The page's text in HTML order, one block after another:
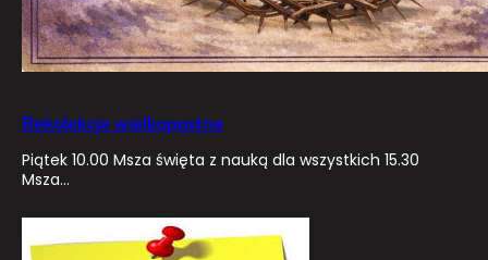
Rekolekcje wielkopostne
Piątek 10.00 Msza święta z nauką dla wszystkich 15.30
Msza…